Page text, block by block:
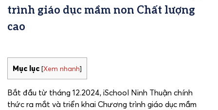
trình giáo dục mầm non Chất lượng
cao
Mục lục [Xem nhanh]
Bắt đầu từ tháng 12.2024, iSchool Ninh Thuận chính
thức ra mắt và triển khai Chương trình giáo dục mầm